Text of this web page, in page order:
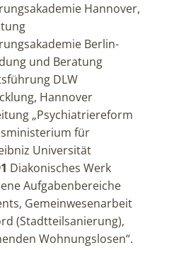
Hannover,
Berlin-
und Beratung
DLW
Hannover
„Psychiatriereform
für
Universität
Diakonisches Werk
Aufgabenbereiche
Gemeinwesenarbeit
(Stadtteilsanierung),
Wohnungslosen“.